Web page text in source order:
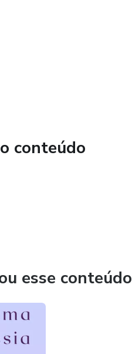
conteúdo
esse conteúdo